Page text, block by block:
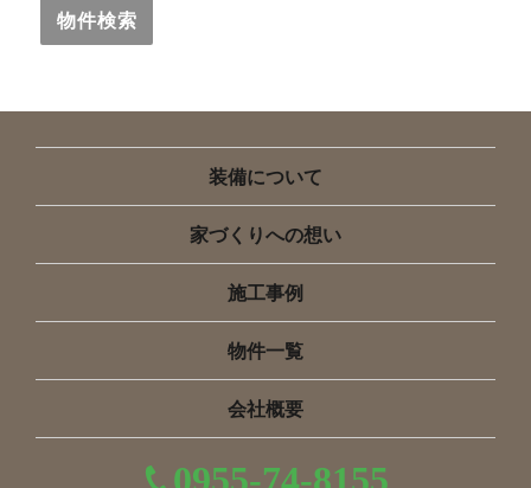
装備について
家づくりへの想い
施工事例
物件一覧
会社概要